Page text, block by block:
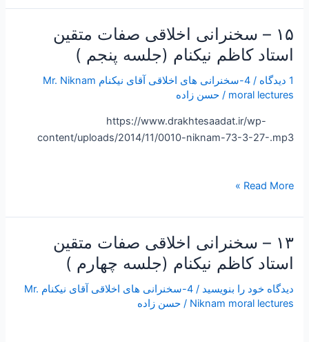
منتظران
و
توسل
به
امام
عج۱۲٫۵Mb
۱۵ – سخنرانی اخلاقی صفات متقین
استاد کاظم نیکنام (جلسه پنجم )
1 دیدگاه /
4-سخنرانی های اخلاقی آقای نیکنام Mr. Niknam
moral lectures
/حسن زاده
https://www.drakhtesaadat.ir/wp-
۱۵
–
سخنرانی
اخلاقی
صفات
استاد
کاظم
(جلسه
Read More »
۱۳ – سخنرانی اخلاقی صفات متقین
استاد کاظم نیکنام (جلسه چهارم )
دیدگاه‌ خود را بنویسید /
4-سخنرانی های اخلاقی آقای نیکنام Mr.
Niknam moral lectures
/حسن زاده
۱۳
–
سخنرانی
اخلاقی
صفات